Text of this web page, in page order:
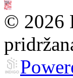
© 2026